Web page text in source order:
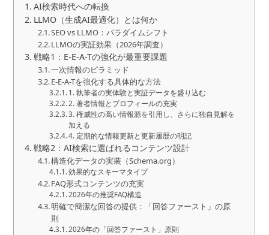
AI検索時代への転換
LLMO（生成AI最適化）とは何か
SEO vs LLMO：パラダイムシフト
LLMOの実証効果（2026年調査）
戦略1：E-E-A-Tの強化が最重要課題
一次情報のピラミッド
E-E-A-Tを強化する具体的な方法
1. 執筆者の実体験と実証データを盛り込む
2. 著者情報とプロフィールの充実
3. 権威性の高い情報源を引用し、さらに独自見解を
加える
4. 定期的な情報更新と更新履歴の明記
戦略2：AI検索に選ばれるコンテンツ設計
構造化データの実装（Schema.org）
効果的なスキーマタイプ
FAQ形式コンテンツの充実
2026年の推奨FAQ構造
明確で簡潔な回答の提供：「回答ファースト」の原
則
2026年の「回答ファースト」原則